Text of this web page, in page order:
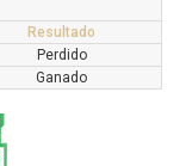
Resultado
Perdido
Ganado